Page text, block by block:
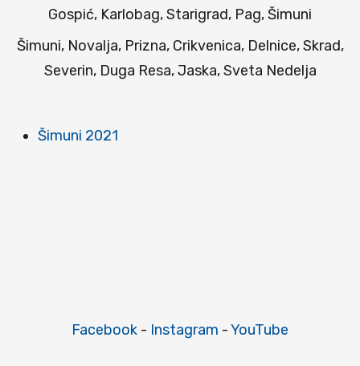
Gospić, Karlobag, Starigrad, Pag, Šimuni
Šimuni, Novalja, Prizna, Crikvenica, Delnice, Skrad,
Severin, Duga Resa, Jaska, Sveta Nedelja
Šimuni 2021
Facebook - Instagram -YouTube